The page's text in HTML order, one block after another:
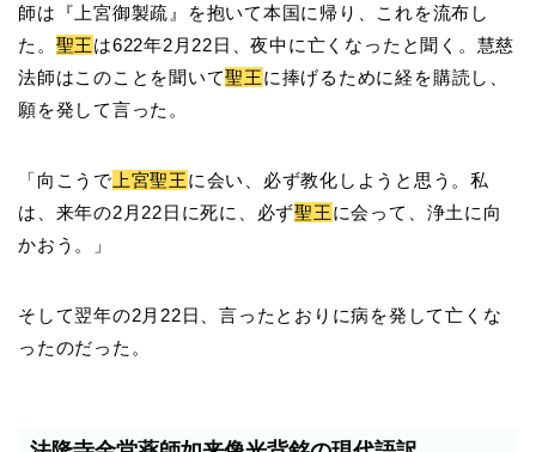
師は『上宮御製疏』を抱いて本国に帰り、これを流布し
た。 聖王は622年2月22日、夜中に亡くなったと聞く。慧慈
法師はこのことを聞いて聖王に捧げるために経を購読し、
願を発して言った。
「向こうで 上宮聖王に会い、必ず教化しようと思う。私
は、来年の2月22日に死に、必ず聖王に会って、浄土に向
かおう。」
そして翌年の2月22日、言ったとおりに病を発して亡くな
ったのだった。